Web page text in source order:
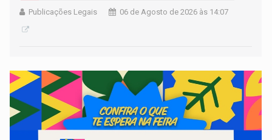
Publicações Legais 06 de Agosto de 2026 às 14:07